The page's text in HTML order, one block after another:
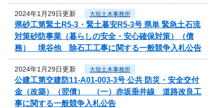
2024年1月29日更新 大垣土木事務所
県砂工第緊土R5-3・緊土暮安R5-3号 県単 緊急土石流
対策砂防事業（暮らしの安全・安心確保対策）（債
務） 境谷他 除石工工事に関する一般競争入札公告
2024年1月29日更新 大垣土木事務所
公建工第交建防11-A01-003-3号 公共 防災・安全交付
金（改築）（翌債） （一）赤坂垂井線 道路改良工
事に関する一般競争入札公告